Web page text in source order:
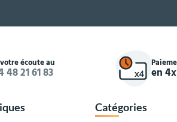
écoute au
48 21 61 83 en 4x
Catégories